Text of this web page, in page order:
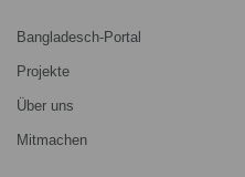
Bangladesch-Portal
Projekte
Über uns
Mitmachen